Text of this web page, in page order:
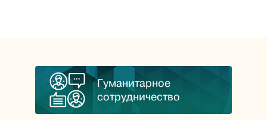
Гуманитарное
сотрудничество